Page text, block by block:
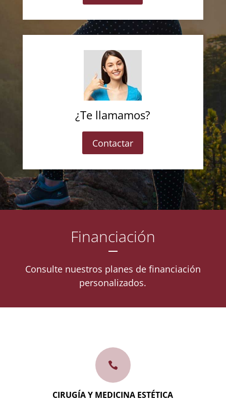
¿Te llamamos?
Contactar
Financiación
Consulte nuestros planes de financiación
personalizados.

CIRUGÍA Y MEDICINA ESTÉTICA